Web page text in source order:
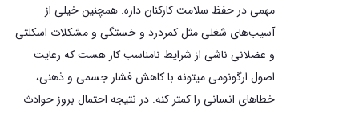
مهمی در حفظ سلامت کارکنان داره. همچنین خیلی از
آسیب‌های شغلی مثل کمردرد و خستگی و مشکلات اسکلتی
و عضلانی ناشی از شرایط نامناسب کار هست که رعایت
اصول ارگونومی میتونه با کاهش فشار جسمی و ذهنی،
خطاهای انسانی را کمتر کنه. در نتیجه احتمال بروز حوادث